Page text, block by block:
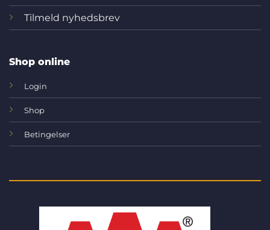
Tilmeld nyhedsbrev
Shop online
Login
Shop
Betingelser